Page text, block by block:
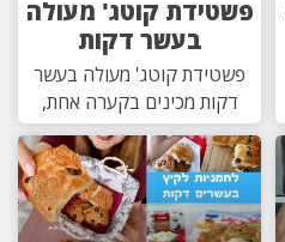
פשטידת קוטג' מעולה
בעשר דקות
פשטידת קוטג' מעולה בעשר
דקות מכינים בקערה אחת,